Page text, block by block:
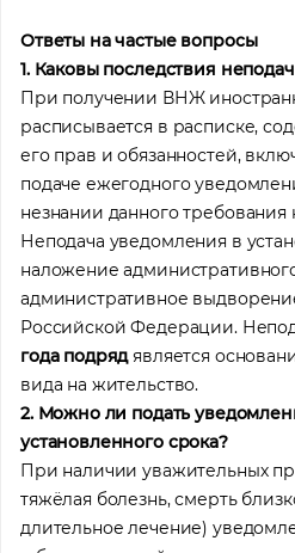
Ответы на частые вопросы
1. Каковы последствия
При получении ВНЖ
расписывается в расписке,
его прав и обязанностей,
подаче ежегодного
незнании данного требования
Неподача уведомления в
наложение
административное
Российской Федерации.
года подрядявляется
вида на жительство.
2. Можно ли подать
установленного срока?
При наличии уважительных
тяжёлая болезнь, смерть
длительное лечение)